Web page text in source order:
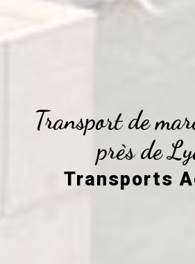
Transport de
près de
Transports